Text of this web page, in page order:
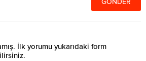
İlk yorumu yukarıdaki form